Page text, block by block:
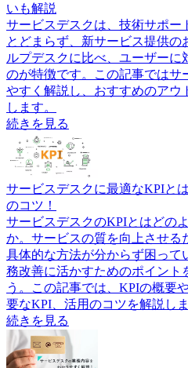
いも解説
サービスデスクは、技術サポー
とどまらず、新サービス提供
ルプデスクに比べ、ユーザーに
のが特徴です。この記事ではサ
やすく解説し、おすすめのアウ
します。
続きを見る
サービスデスクに最適なKPIと
のコツ！
サービスデスクのKPIとはどの
か。サービスの質を向上させる
具体的な方法が分からず困って
務改善に活かすためのポイント
う。この記事では、KPIの概要
要なKPI、活用のコツを解説しま
続きを見る